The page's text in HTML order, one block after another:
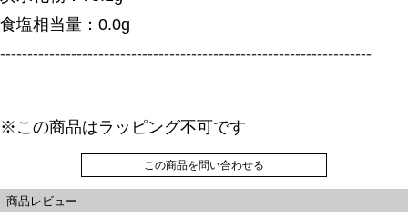
食塩相当量：0.0g
--------------------------------------------------------------------
※この商品はラッピング不可です
この商品を問い合わせる
商品レビュー